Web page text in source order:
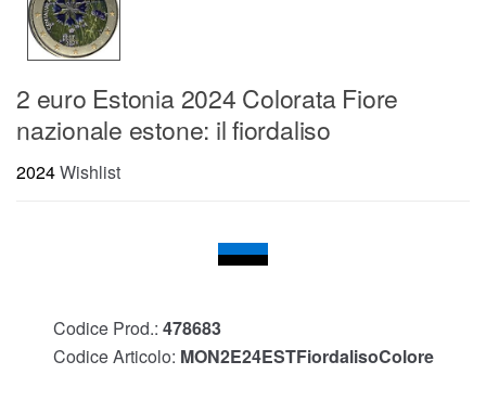
2 euro Estonia 2024 Colorata Fiore
nazionale estone: il fiordaliso
2024Wishlist
Codice Prod.: 478683
Codice Articolo: MON2E24ESTFiordalisoColore